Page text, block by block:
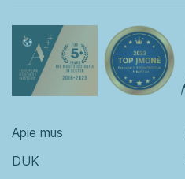
Apie mus
DUK